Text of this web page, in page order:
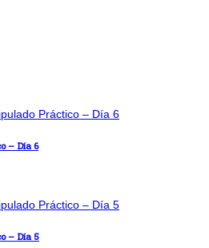
– Día 6
– Día 5